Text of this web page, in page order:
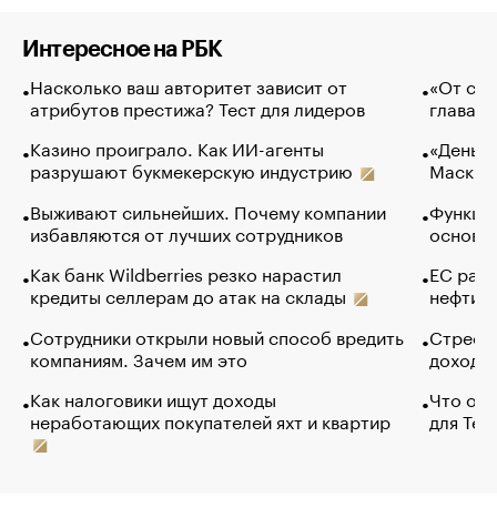
Интересное на РБК
Насколько ваш авторитет зависит от
атрибутов престижа? Тест для лидеров
Казино проиграло. Как ИИ-агенты
разрушают букмекерскую индустрию
Выживают сильнейших. Почему компании
избавляются от лучших сотрудников
Как банк Wildberries резко нарастил
кредиты селлерам до атак на склады
Сотрудники открыли новый способ вредить
компаниям. Зачем им это
Как налоговики ищут доходы
неработающих покупателей яхт и квартир
«От
глава
Маск в
основ
ЕС
нефти
Что
для